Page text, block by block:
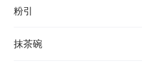
粉引
抹茶碗